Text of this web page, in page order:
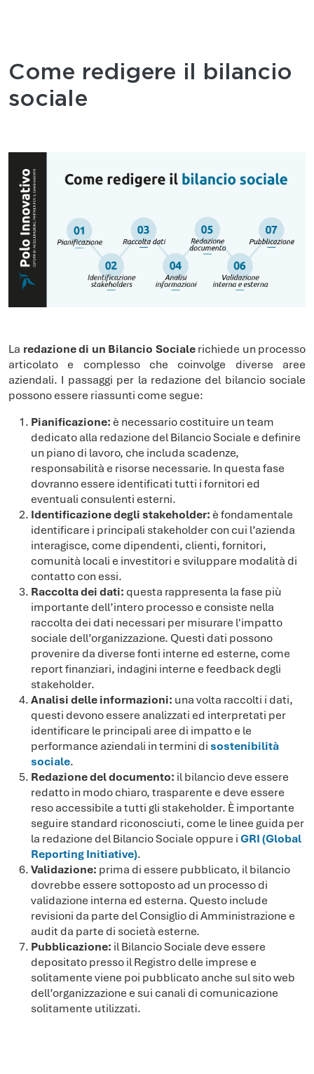
Come redigere il bilancio
sociale
La redazione di un Bilancio Socialerichiede un processo
articolato e complesso che coinvolge diverse aree
aziendali. I passaggi per la redazione del bilancio sociale
possono essere riassunti come segue:
Pianificazione: è necessario costituire un team
dedicato alla redazione del Bilancio Sociale e definire
un piano di lavoro, che includa scadenze,
responsabilità e risorse necessarie. In questa fase
dovranno essere identificati tutti i fornitori ed
eventuali consulenti esterni.
Identificazione degli stakeholder: è fondamentale
identificare i principali stakeholder con cui l’azienda
interagisce, come dipendenti, clienti, fornitori,
comunità locali e investitori e sviluppare modalità di
contatto con essi.
Raccolta dei dati: questa rappresenta la fase più
importante dell’intero processo e consiste nella
raccolta dei dati necessari per misurare l'impatto
sociale dell’organizzazione. Questi dati possono
provenire da diverse fonti interne ed esterne, come
report finanziari, indagini interne e feedback degli
stakeholder.
Analisi delle informazioni: una volta raccolti i dati,
questi devono essere analizzati ed interpretati per
identificare le principali aree di impatto e le
performance aziendali in termini di sostenibilità
sociale.
Redazione del documento: il bilancio deve essere
redatto in modo chiaro, trasparente e deve essere
reso accessibile a tutti gli stakeholder. È importante
seguire standard riconosciuti, come le linee guida per
la redazione del Bilancio Sociale oppure iGRI (Global
Reporting Initiative).
Validazione: prima di essere pubblicato, il bilancio
dovrebbe essere sottoposto ad un processo di
validazione interna ed esterna. Questo include
revisioni da parte del Consiglio di Amministrazione e
audit da parte di società esterne.
Pubblicazione: il Bilancio Sociale deve essere
depositato presso il Registro delle imprese e
solitamente viene poi pubblicato anche sul sito web
dell’organizzazione e sui canali di comunicazione
solitamente utilizzati.